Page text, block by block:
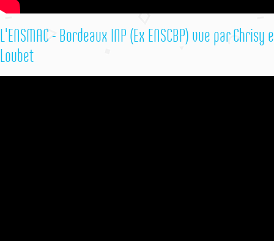
L'ENSMAC - Bordeaux INP (Ex ENSCBP) vue par Chrisy
Loubet